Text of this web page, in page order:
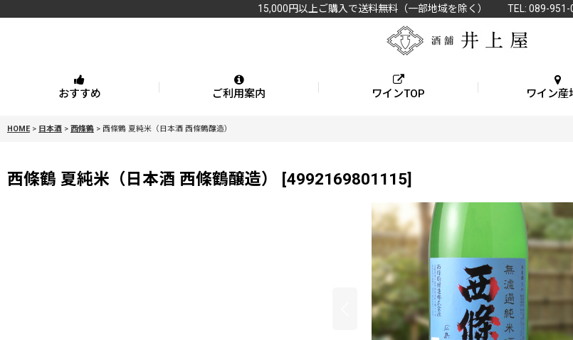
15,000円以上ご購入で送料無料（一部地域を除く） TEL: 089-
おすすめ ご利用案内 ワインTOP ワイン産
HOME > 日本酒 > 西條鶴 > 西條鶴 夏純米（日本酒 西條鶴醸造）
西條鶴 夏純米（日本酒 西條鶴醸造） [4992169801115]